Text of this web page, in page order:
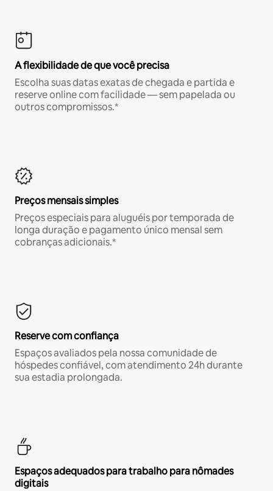
A flexibilidade de que você precisa
Escolha suas datas exatas de chegada e partida e
reserve online com facilidade — sem papelada ou
outros compromissos.*
Preços mensais simples
Preços especiais para aluguéis por temporada de
longa duração e pagamento único mensal sem
cobranças adicionais.*
Reserve com confiança
Espaços avaliados pela nossa comunidade de
hóspedes confiável, com atendimento 24h durante
sua estadia prolongada.
Espaços adequados para trabalho para nômades
digitais